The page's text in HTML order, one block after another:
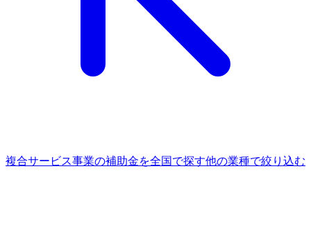
複合サービス事業の補助金を全国で探す他の業種で絞り込む